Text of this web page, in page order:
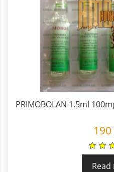
PRIMOBOLAN 1.5ml
190